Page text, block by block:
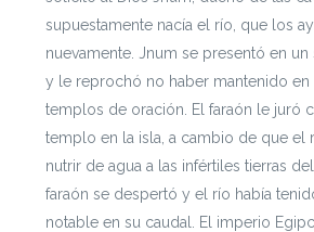
supuestamente nacía el río, que los
nuevamente. Jnum se presentó en un
y le reprochó no haber mantenido en
templos de oración. El faraón le juró
templo en la isla, a cambio de que el
nutrir de agua a las infértiles tierras
faraón se despertó y el río había
notable en su caudal. El imperio